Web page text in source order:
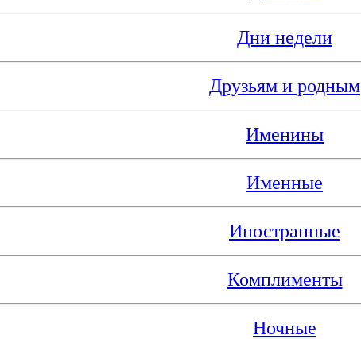
Дни недели
Друзьям и родным
Именины
Именные
Иностранные
Комплименты
Ночные